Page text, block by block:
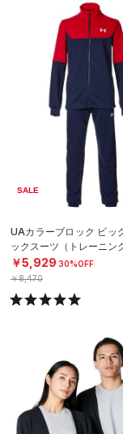
SALE
UAカラーブロック ビッ
ックスーツ（トレーニン
￥5,929 30%OFF
￥8,470